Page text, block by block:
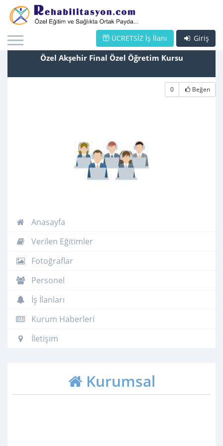
Giriş
ÜCRETSİZ İş İlanı
Özel Akşehir Final Özel Öğretim Kursu
0 Beğen
Anasayfa
Verilen Eğitimler
Fotoğraflar
Personel
İş İlanları
Kurum Haberleri
İletişim
Kurumsal